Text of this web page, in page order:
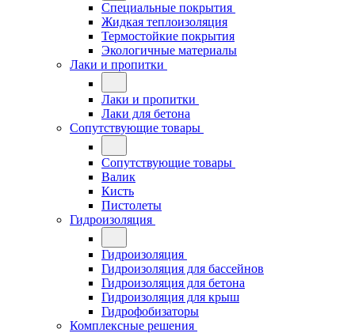
Специальные покрытия
Жидкая теплоизоляция
Термостойкие покрытия
Экологичные материалы
Лаки и пропитки
Лаки и пропитки
Лаки для бетона
Сопутствующие товары
Сопутствующие товары
Валик
Кисть
Пистолеты
Гидроизоляция
Гидроизоляция
Гидроизоляция для бассейнов
Гидроизоляция для бетона
Гидроизоляция для крыш
Гидрофобизаторы
Комплексные решения